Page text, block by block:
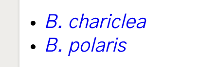
B. chariclea
B. polaris